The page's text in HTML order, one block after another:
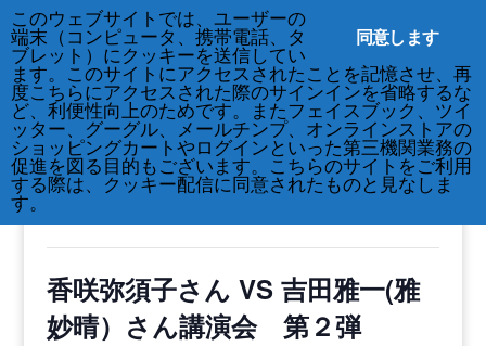
212-677-8621 info@crsny.org
« All Events
This event has passed.
香咲弥須子さん VS 吉田雅一(雅
妙晴）さん講演会 第２弾
同意します
このウェブサイトでは、ユーザーの
端末（コンピュータ、携帯電話、タ
ブレット）にクッキーを送信してい
ます。このサイトにアクセスされたことを記憶させ、再
度こちらにアクセスされた際のサインインを省略するな
ど、利便性向上のためです。またフェイスブック、ツイ
ッター、グーグル、メールチンプ、オンラインストアの
ショッピングカートやログインといった第三機関業務の
促進を図る目的もございます。こちらのサイトをご利用
する際は、クッキー配信に同意されたものと見なしま
す。